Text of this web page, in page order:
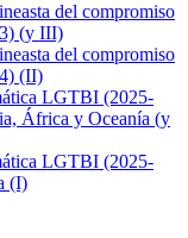
del compromiso
(y III)
del compromiso
(II)
LGTBI (2025-
África y Oceanía (y
LGTBI (2025-
(I)